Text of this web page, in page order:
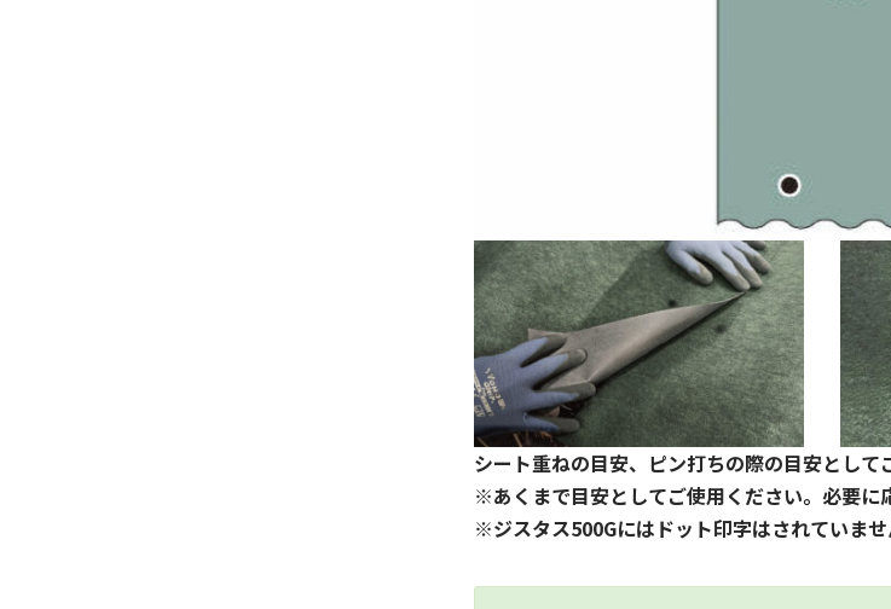
シート重ねの目安、ピン打ちの際の目安として
※あくまで目安としてご使用ください。必要に
※ジスタス500Gにはドット印字はされていませ